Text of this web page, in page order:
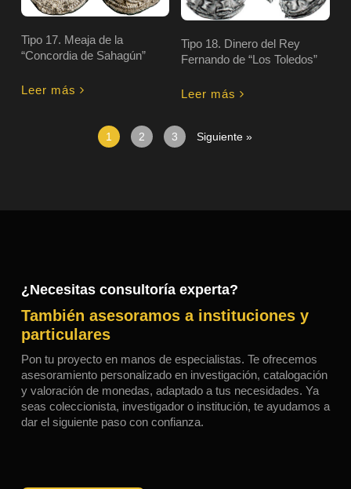
Tipo 17. Meaja de la
“Concordia de Sahagún”
Leer más
Tipo 18. Dinero del Rey
Fernando de “Los Toledos”
Leer más
1 2 3 Siguiente »
¿Necesitas consultoría experta?
También asesoramos a instituciones y
particulares
Pon tu proyecto en manos de especialistas. Te ofrecemos
asesoramiento personalizado en investigación, catalogación
y valoración de monedas, adaptado a tus necesidades. Ya
seas coleccionista, investigador o institución, te ayudamos a
dar el siguiente paso con confianza.